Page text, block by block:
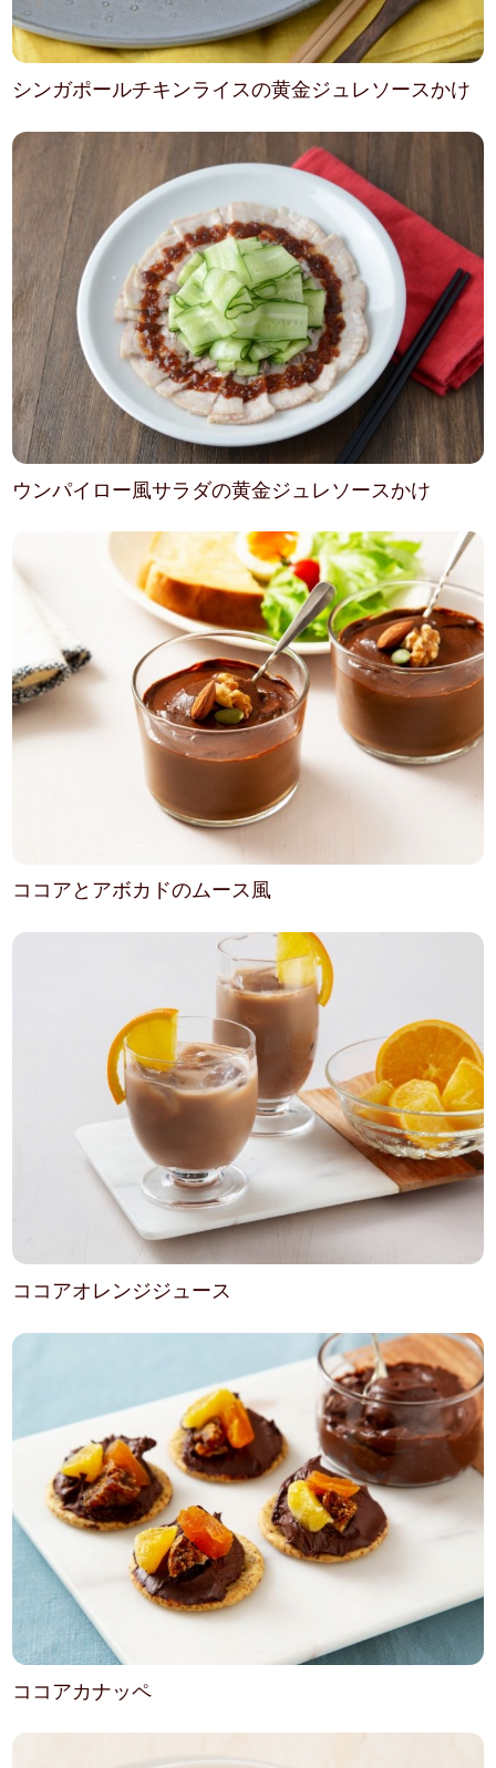
シンガポールチキンライスの黄金ジュレソースかけ
ウンパイロー風サラダの黄金ジュレソースかけ
ココアとアボカドのムース風
ココアオレンジジュース
ココアカナッペ